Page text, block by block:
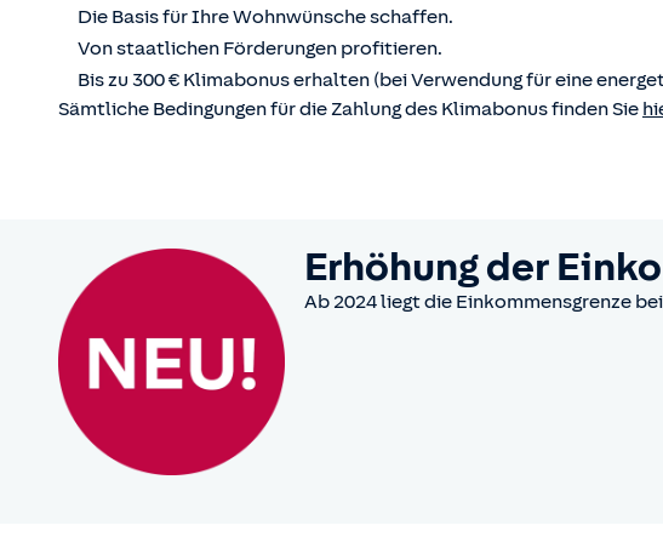
Die Basis für Ihre Wohnwünsche schaffen.
Von staatlichen Förderungen profitieren.
Bis zu 300 € Klimabonus erhalten (bei Verwendung für eine
Sämtliche Bedingungen für die Zahlung des Klimabonus finden Sie
Erhöhung der
Ab 2024 liegt die Einkommensgrenze